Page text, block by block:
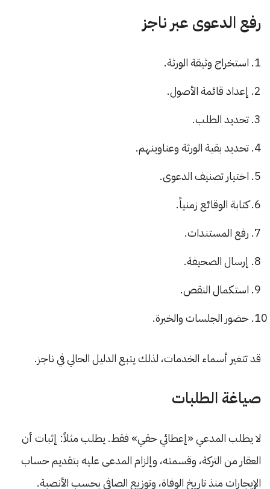
رفع الدعوى عبر ناجز
استخراج وثيقة الورثة.
إعداد قائمة الأصول.
تحديد الطلب.
تحديد بقية الورثة وعناوينهم.
اختيار تصنيف الدعوى.
كتابة الوقائع زمنياً.
رفع المستندات.
إرسال الصحيفة.
استكمال النقص.
حضور الجلسات والخبرة.
قد تتغير أسماء الخدمات، لذلك يتبع الدليل الحالي في ناجز.
صياغة الطلبات
لا يطلب المدعي «إعطائي حقي» فقط. يطلب مثلاً: إثبات أن
العقار من التركة، وقسمته، وإلزام المدعى عليه بتقديم حساب
الإيجارات منذ تاريخ الوفاة، وتوزيع الصافي بحسب الأنصبة.